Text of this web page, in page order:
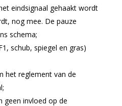
het eindsignaal gehaakt wordt
nog mee. De pauze
schema;
schub, spiegel en gras)
het reglement van de
geen invloed op de